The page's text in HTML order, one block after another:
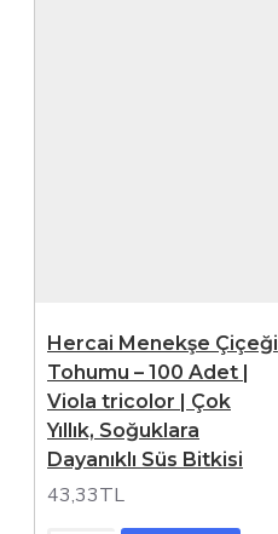
Hercai Menekşe Çiçeği
Tohumu – 100 Adet |
Viola tricolor | Çok
Yıllık, Soğuklara
Dayanıklı Süs Bitkisi
43,33TL